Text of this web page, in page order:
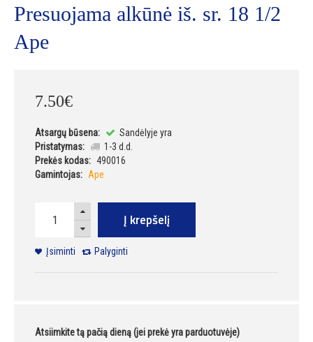
Presuojama alkūnė iš. sr. 18 1/2
Ape
7.50€
Atsargų būsena:
Sandėlyje yra
Pristatymas:
1-3 d.d.
Prekės kodas: 490016
Gamintojas: Ape
Į krepšelį
Įsiminti Palyginti
Atsiimkite tą pačią dieną (jei prekė yra parduotuvėje)